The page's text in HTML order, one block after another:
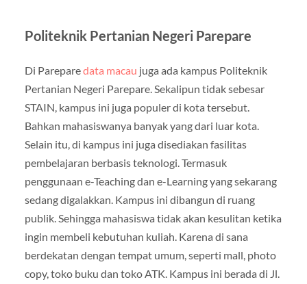
Politeknik Pertanian Negeri Parepare
Di Pareparedata macau juga ada kampus Politeknik
Pertanian Negeri Parepare. Sekalipun tidak sebesar
STAIN, kampus ini juga populer di kota tersebut.
Bahkan mahasiswanya banyak yang dari luar kota.
Selain itu, di kampus ini juga disediakan fasilitas
pembelajaran berbasis teknologi. Termasuk
penggunaan e-Teaching dan e-Learning yang sekarang
sedang digalakkan. Kampus ini dibangun di ruang
publik. Sehingga mahasiswa tidak akan kesulitan ketika
ingin membeli kebutuhan kuliah. Karena di sana
berdekatan dengan tempat umum, seperti mall, photo
copy, toko buku dan toko ATK. Kampus ini berada di Jl.